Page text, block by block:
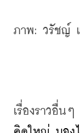
ภาพ: วรัชญ์
เรื่องราวอื่น